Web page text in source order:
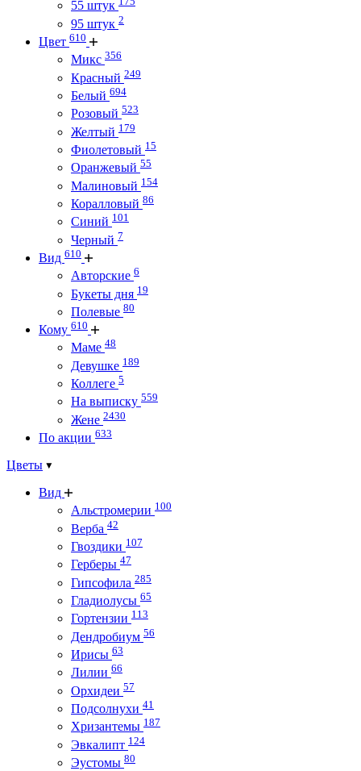
55 штук
95 штук 2
Цвет 610
Микс 356
Красный 249
Белый 694
Розовый 523
Желтый 179
Фиолетовый 15
Оранжевый 55
Малиновый 154
Коралловый 86
Синий 101
Черный 7
Вид 610
Авторские 6
Букеты дня 19
Полевые 80
Кому 610
Маме 48
Девушке 189
Коллеге 5
На выписку 559
Жене 2430
По акции 633
Цветы
Вид
Альстромерии 100
Верба 42
Гвоздики 107
Герберы 47
Гипсофила 285
Гладиолусы 65
Гортензии 113
Дендробиум 56
Ирисы 63
Лилии 66
Орхидеи 57
Подсолнухи 41
Хризантемы 187
Эвкалипт 124
Эустомы 80